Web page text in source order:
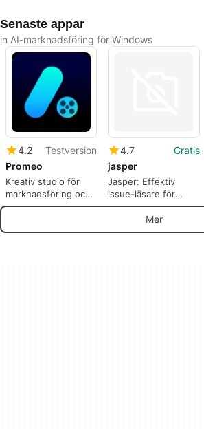
Senaste appar
in AI-marknadsföring för Windows
4.2
Testversion
Promeo
Kreativ studio för
marknadsföring och
onlineförsäljning
4.7
Gratis
jasper
Jasper: Effektiv
issue-läsare för
GitHub
Mer